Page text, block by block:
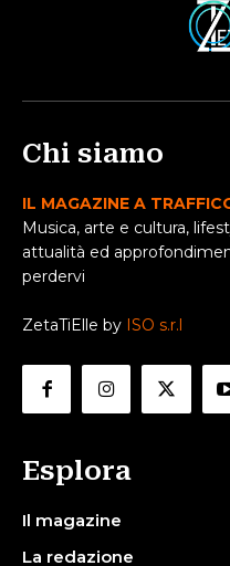
Chi siamo
IL MAGAZINE A
Musica, arte e cultura,
attualità ed
perdervi
ZetaTiElle by ISO s.r.l
Esplora
Il magazine
La redazione